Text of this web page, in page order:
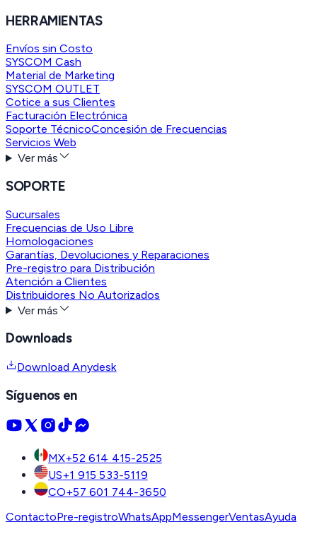
HERRAMIENTAS
Envíos sin Costo
SYSCOM Cash
Material de Marketing
SYSCOM OUTLET
Cotice a sus Clientes
Facturación Electrónica
Soporte TécnicoConcesión de Frecuencias
Servicios Web
Ver más
SOPORTE
Sucursales
Frecuencias de Uso Libre
Homologaciones
Garantías, Devoluciones y Reparaciones
Pre-registro para Distribución
Atención a Clientes
Distribuidores No Autorizados
Ver más
Downloads
Download Anydesk
Síguenos en
MX+52 614 415-2525
US+1 915 533-5119
CO+57 601 744-3650
ContactoPre-registroWhatsAppMessengerVentasAyuda